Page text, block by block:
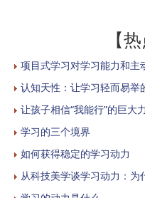
【
项目式学习对学习能力和主
认知天性：让学习轻而易举
让孩子相信“我能行”的巨大
学习的三个境界
如何获得稳定的学习动力
从科技美学谈学习动力：为